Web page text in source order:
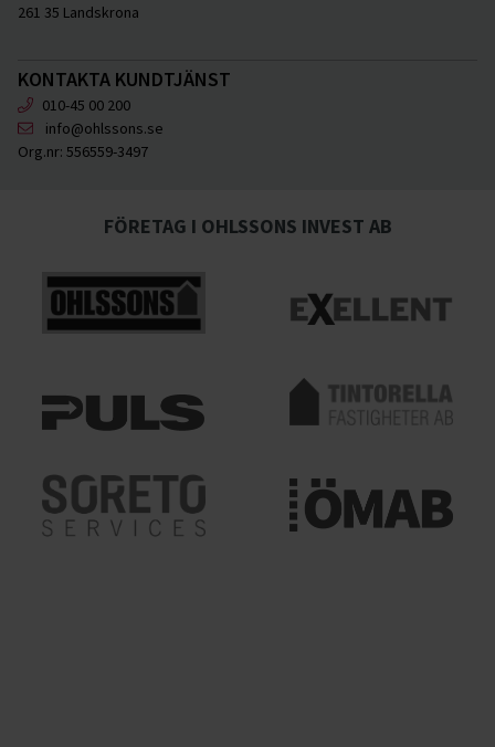
261 35 Landskrona
KONTAKTA KUNDTJÄNST
010-45 00 200
info@ohlssons.se
Org.nr: 556559-3497
FÖRETAG I OHLSSONS INVEST AB